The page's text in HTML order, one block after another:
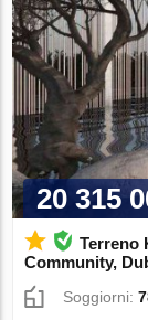
20 315
Terreno
Community,
Soggiorni: